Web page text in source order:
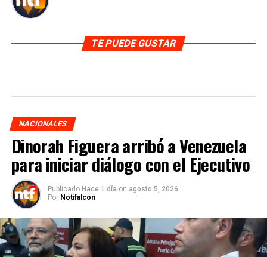
TE PUEDE GUSTAR
NACIONALES
Dinorah Figuera arribó a Venezuela
para iniciar diálogo con el Ejecutivo
Publicado Hace 1 día on agosto 5, 2026
Por Notifalcon